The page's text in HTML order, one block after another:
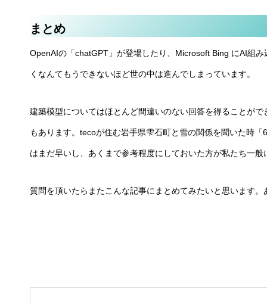
まとめ
OpenAIの「chatGPT」が登場したり、Microsoft Bing にAI組
くなんてもうできないほど世の中は進んでしまっています。
建築模型についてはほとんど間違いのない回答を得ることが
もあります。tecoが住む岩手県雫石町と雪の関係を聞いた時
はまだ早いし、あくまで参考程度にしておいた方が私たち一
質問を頂いたらまたこんな記事にまとめてみたいと思います